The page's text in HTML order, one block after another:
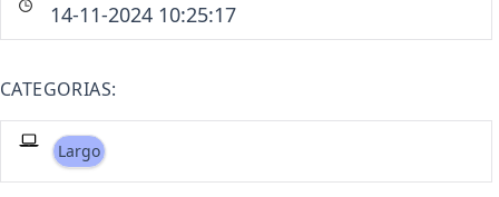
14-11-2024 10:25:17
CATEGORIAS:
Largo